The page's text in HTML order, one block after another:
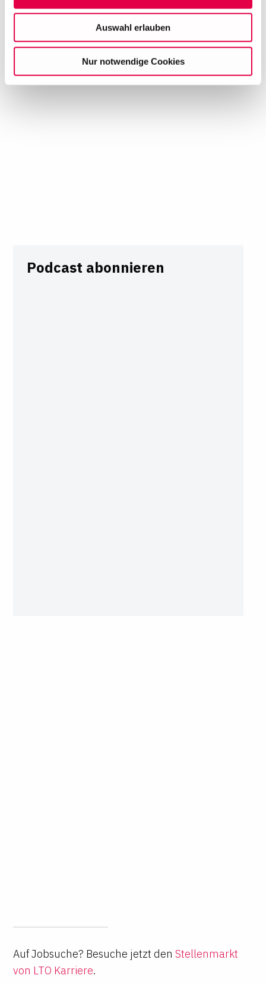
Auf dieser Website setzen wir Cookies ein, um unsere
wirtschaftlich zu betreiben. Mit Bestätigung Ihrer Auswahl
willigen Sie in die Verwendung der gewählten Cookies
ein. Diese Auswahl können Sie jederzeit ändern oder
Ihre Einwilligung widerrufen, indem Sie am Ende der
Auswahl erlauben
Nur notwendige Cookies
Podcast abonnieren
Auf Jobsuche? Besuche jetzt den Stellenmarkt
von LTO Karriere.